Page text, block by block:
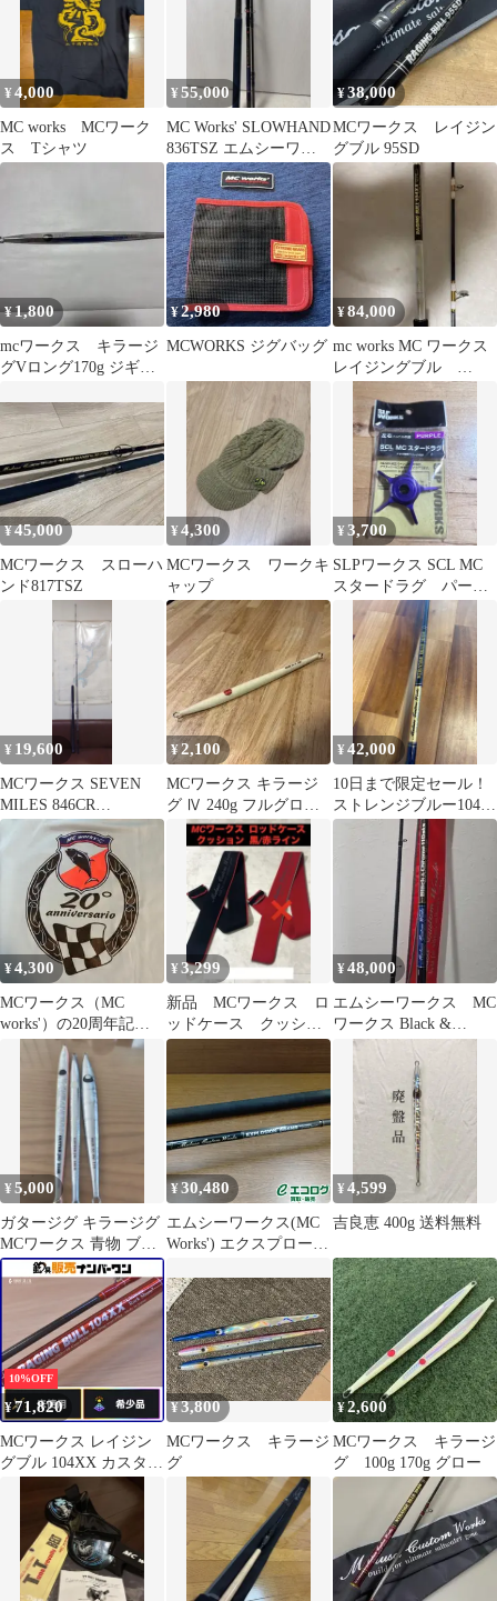
¥4,000
MC works MCワーク
ス Tシャツ
¥55,000
MC Works' SLOWHAND
836TSZ エムシーワー
クススローハンド
¥38,000
MCワークス レイジン
グブル 95SD
¥1,800
mcワークス キラージ
グVロング170g ジギン
¥2,980
MCWORKS ジグバッグ
¥84,000
mc works MC ワークス
レイジングブル
¥45,000
MCワークス スローハ
ンド817TSZ
¥4,300
MCワークス ワークキ
ャップ
¥3,700
SLPワークス SCL MC
スタードラグ パープ
¥ 19,600
MCワークス SEVEN
MILES 846CR
”TUNA”special
¥2,100
MCワークス キラージ
グ Ⅳ 240g フルグロ
ー ヒラマサ ジギング
ジグ
¥42,000
10日まで限定セール！
ストレンジブルー104R
スペシャルモデル MC
¥4,300
MCワークス（MC
works'）の20周年記念
限定ドライTシャツ L
¥3,299
新品 MCワークス ロ
ッドケース クッショ
ン 黒/赤ライン
¥48,000
エムシーワークス MC
ワークス Black &
Chrome 110
¥5,000
ガタージグ キラージグ
MCワークス 青物 ブリ
ヒラマサ カンパチ
¥30,480
エムシーワークス(MC
Works') エクスプロージ
プラッキングスペシャ
ル オフショアロッド
¥4,599
吉良恵 400g 送料無料
10%OFF
¥71,820
MCワークス レイジン
グブル 104XX カスタム
MCworks RAGING
BULL スピニングロッ
ド 2ピース GT カンパ
チ マグロ 等に
¥3,800
MCワークス キラージ
グ
¥2,600
MCワークス キラージ
グ 100g 170g グロー